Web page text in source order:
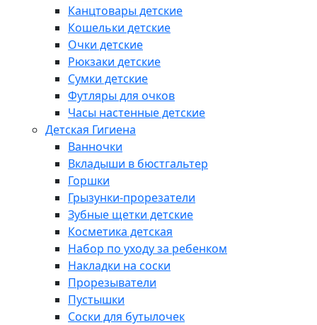
Канцтовары детские
Кошельки детские
Очки детские
Рюкзаки детские
Сумки детские
Футляры для очков
Часы настенные детские
Детская Гигиена
Ванночки
Вкладыши в бюстгальтер
Горшки
Грызунки-прорезатели
Зубные щетки детские
Косметика детская
Набор по уходу за ребенком
Накладки на соски
Прорезыватели
Пустышки
Соски для бутылочек